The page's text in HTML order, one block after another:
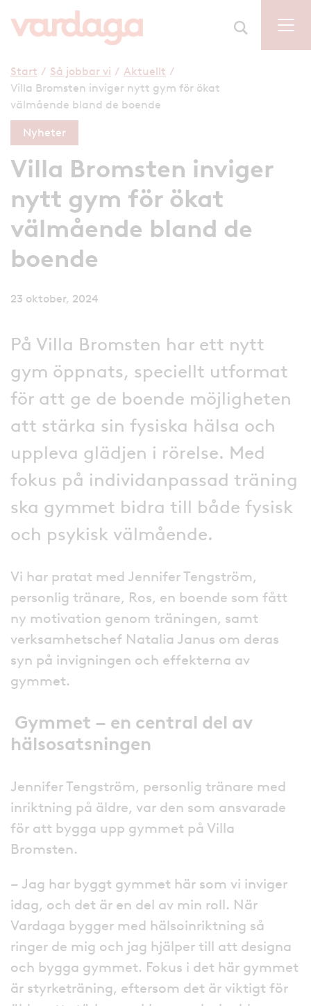
Start / Så jobbar vi / Aktuellt /
Villa Bromsten inviger nytt gym för ökat
välmående bland de boende
Nyheter
Villa Bromsten inviger
nytt gym för ökat
välmående bland de
boende
23 oktober, 2024
På Villa Bromsten har ett nytt
gym öppnats, speciellt utformat
för att ge de boende möjligheten
att stärka sin fysiska hälsa och
uppleva glädjen i rörelse. Med
fokus på individanpassad träning
ska gymmet bidra till både fysisk
och psykisk välmående.
Vi har pratat med Jennifer Tengström,
personlig tränare, Ros, en boende som fått
ny motivation genom träningen, samt
verksamhetschef Natalia Janus om deras
syn på invigningen och effekterna av
gymmet.
Gymmet – en central del av
hälsosatsningen
Jennifer Tengström, personlig tränare med
inriktning på äldre, var den som ansvarade
för att bygga upp gymmet på Villa
Bromsten.
– Jag har byggt gymmet här som vi inviger
idag, och det är en del av min roll. När
Vardaga bygger med hälsoinriktning så
ringer de mig och jag hjälper till att designa
och bygga gymmet. Fokus i det här gymmet
är styrketräning, eftersom det är viktigt för